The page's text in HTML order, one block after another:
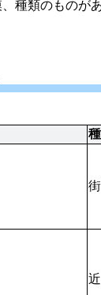
種類のものが